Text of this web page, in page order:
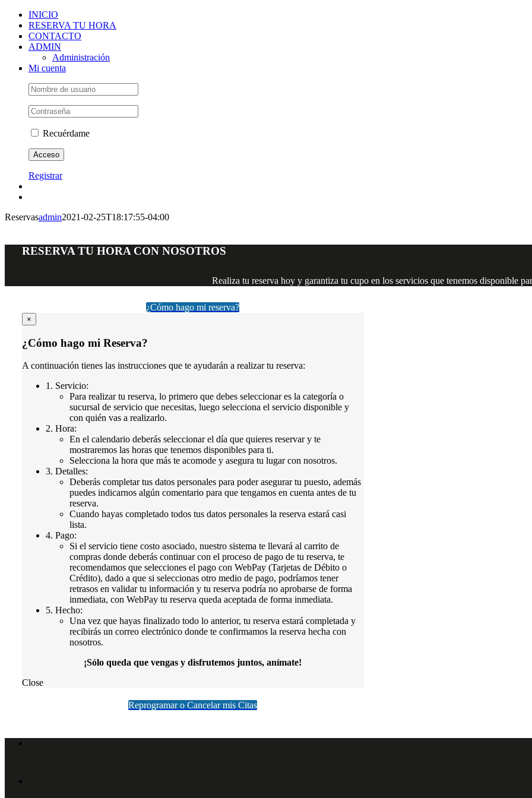
Saltar
contenido
INICIO
RESERVA TU HORA
CONTACTO
ADMIN
Administración
Mi cuenta
Recuérdame
Registrar
Reservasadmin2021-02-25T18:17:55-04:00
RESERVA TU HORA CON NOSOTROS
Realiza tu reserva hoy y garantiza tu cupo en los servicios que tenemos disponible
¿Cómo hago mi reserva?
×
¿Cómo hago mi Reserva?
A continuación tienes las instrucciones que te ayudarán a realizar tu reserva:
1. Servicio:
Para realizar tu reserva, lo primero que debes seleccionar es la categoría o
sucursal de servicio que necesitas, luego selecciona el servicio disponible y
con quién vas a realizarlo.
2. Hora:
En el calendario deberás seleccionar el día que quieres reservar y te
mostraremos las horas que tenemos disponibles para ti.
Selecciona la hora que más te acomode y asegura tu lugar con nosotros.
3. Detalles:
Deberás completar tus datos personales para poder asegurar tu puesto, además
puedes indicarnos algún comentario para que tengamos en cuenta antes de tu
reserva.
Cuando hayas completado todos tus datos personales la reserva estará casi
lista.
4. Pago:
Si el servicio tiene costo asociado, nuestro sistema te llevará al carrito de
compras donde deberás continuar con el proceso de pago de tu reserva, te
recomendamos que selecciones el pago con WebPay (Tarjetas de Débito o
Crédito), dado a que si seleccionas otro medio de pago, podríamos tener
retrasos en validar tu información y tu reserva podría no aprobarse de forma
inmediata, con WebPay tu reserva queda aceptada de forma inmediata.
5. Hecho:
Una vez que hayas finalizado todo lo anterior, tu reserva estará completada y
recibirás un correo electrónico donde te confirmamos la reserva hecha con
nosotros.
¡Sólo queda que vengas y disfrutemos juntos, anímate!
Close
Reprogramar o Cancelar mis Citas